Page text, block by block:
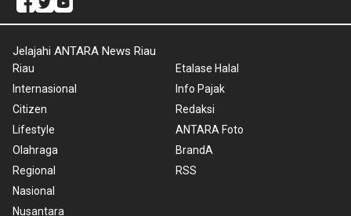
Jelajahi ANTARA News Riau
Riau
Internasional
Citizen
Lifestyle
Olahraga
Regional
Nasional
Nusantara
Etalase Halal
Info Pajak
Redaksi
ANTARA Foto
BrandA
RSS